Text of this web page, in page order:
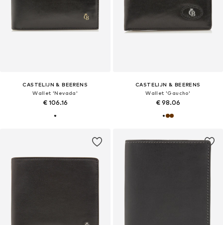
CASTELIJN & BEERENS
Wallet 'Nevada'
€ 106.16
CASTELIJN & BEERENS
Wallet 'Gaucho'
€ 98.06